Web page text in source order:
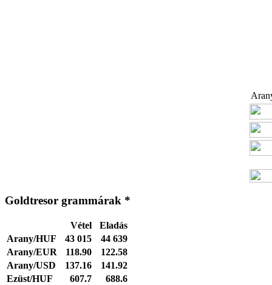
Goldtresor grammárak *
Vétel
Eladás
Arany/HUF
43 015
44 639
Arany/EUR
118.90
122.58
Arany/USD
137.16
141.92
Ezüst/HUF
607.7
688.6